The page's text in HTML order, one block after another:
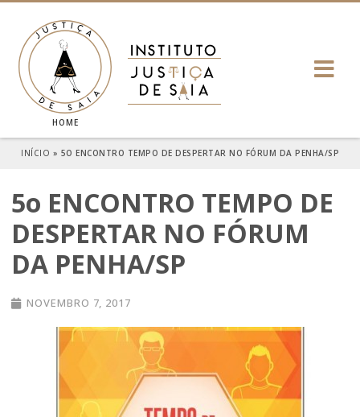
HOME
INÍCIO » 5O ENCONTRO TEMPO DE DESPERTAR NO FÓRUM DA PENHA/SP
5o ENCONTRO TEMPO DE
DESPERTAR NO FÓRUM
DA PENHA/SP
NOVEMBRO 7, 2017